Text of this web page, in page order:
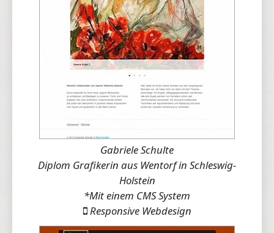
Gabriele Schulte
Diplom Grafikerin aus Wentorf in Schleswig-
Holstein
*Mit einem CMS System
Responsive Webdesign